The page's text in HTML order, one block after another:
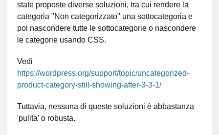
state proposte diverse soluzioni, tra cui rendere la
categoria "Non categorizzato" una sottocategoria e
poi nascondere tutte le sottocategorie o nascondere
le categorie usando CSS.
Vedi
https://wordpress.org/support/topic/uncategorized-
product-category-still-showing-after-3-3-1/
Tuttavia, nessuna di queste soluzioni è abbastanza
'pulita' o robusta.